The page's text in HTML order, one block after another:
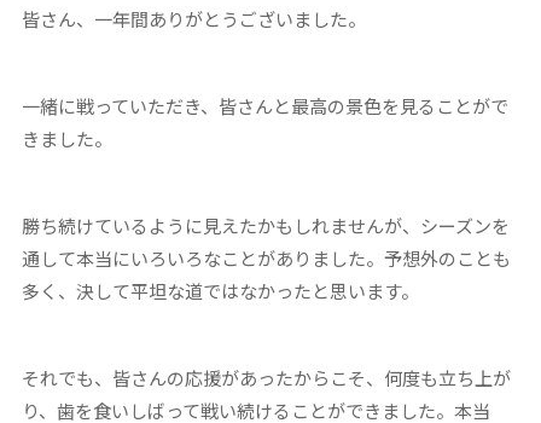
皆さん、一年間ありがとうございました。
一緒に戦っていただき、皆さんと最高の景色を見ることがで
きました。
勝ち続けているように見えたかもしれませんが、シーズンを
通して本当にいろいろなことがありました。予想外のことも
多く、決して平坦な道ではなかったと思います。
それでも、皆さんの応援があったからこそ、何度も立ち上が
り、歯を食いしばって戦い続けることができました。本当